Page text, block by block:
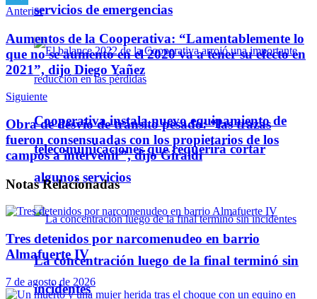
servicios de emergencias
Cooperativa instala nuevo equipamiento de
telecomunicaciones que requerirá cortar
algunos servicios
La concentración luego de la final terminó sin
incidentes
Telegram
Anterior
Aumentos de la Cooperativa: “Lamentablemente lo
que no se aumentó en el 2020 va a tener su efecto en
2021”, dijo Diego Yañez
Siguiente
Obra de desvío de tránsito pesado: “las trazas
fueron consensuadas con los propietarios de los
campos a intervenir”, dijo Giraldi
NotasRelacionadas
Tres detenidos por narcomenudeo en barrio
Almafuerte IV
7 de agosto de 2026